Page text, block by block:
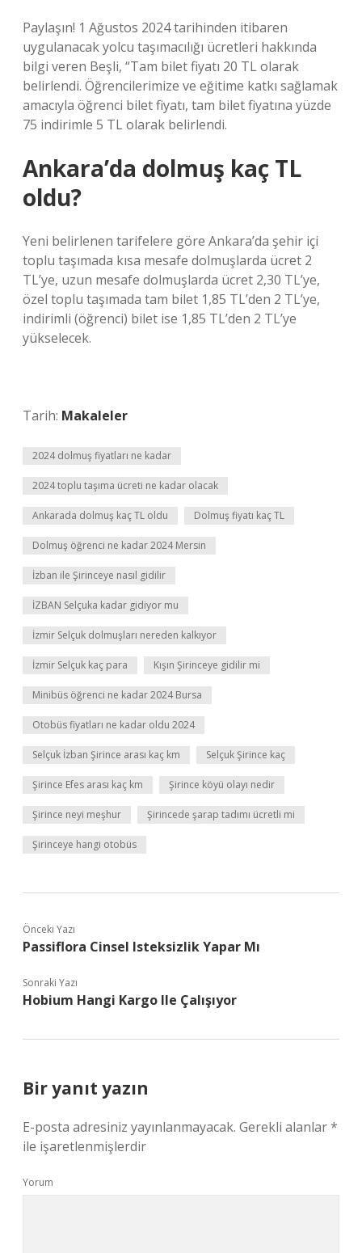
Paylaşın! 1 Ağustos 2024 tarihinden itibaren
uygulanacak yolcu taşımacılığı ücretleri hakkında
bilgi veren Beşli, “Tam bilet fiyatı 20 TL olarak
belirlendi. Öğrencilerimize ve eğitime katkı sağlamak
amacıyla öğrenci bilet fiyatı, tam bilet fiyatına yüzde
75 indirimle 5 TL olarak belirlendi.
Ankara’da dolmuş kaç TL
oldu?
Yeni belirlenen tarifelere göre Ankara’da şehir içi
toplu taşımada kısa mesafe dolmuşlarda ücret 2
TL’ye, uzun mesafe dolmuşlarda ücret 2,30 TL’ye,
özel toplu taşımada tam bilet 1,85 TL’den 2 TL’ye,
indirimli (öğrenci) bilet ise 1,85 TL’den 2 TL’ye
yükselecek.
Tarih: Makaleler
2024 dolmuş fiyatları ne kadar
2024 toplu taşıma ücreti ne kadar olacak
Ankarada dolmuş kaç TL oldu Dolmuş fiyatı kaç TL
Dolmuş öğrenci ne kadar 2024 Mersin
İzban ile Şirinceye nasıl gidilir
İZBAN Selçuka kadar gidiyor mu
İzmir Selçuk dolmuşları nereden kalkıyor
İzmir Selçuk kaç para Kışın Şirinceye gidilir mi
Minibüs öğrenci ne kadar 2024 Bursa
Otobüs fiyatları ne kadar oldu 2024
Selçuk İzban Şirince arası kaç km Selçuk Şirince kaç
Şirince Efes arası kaç km Şirince köyü olayı nedir
Şirince neyi meşhur Şirincede şarap tadımı ücretli mi
Şirinceye hangi otobüs
Önceki Yazı
Passiflora Cinsel Isteksizlik Yapar Mı
Sonraki Yazı
Hobium Hangi Kargo Ile Çalışıyor
Bir yanıt yazın
E-posta adresiniz yayınlanmayacak. Gerekli alanlar*
ile işaretlenmişlerdir
Yorum